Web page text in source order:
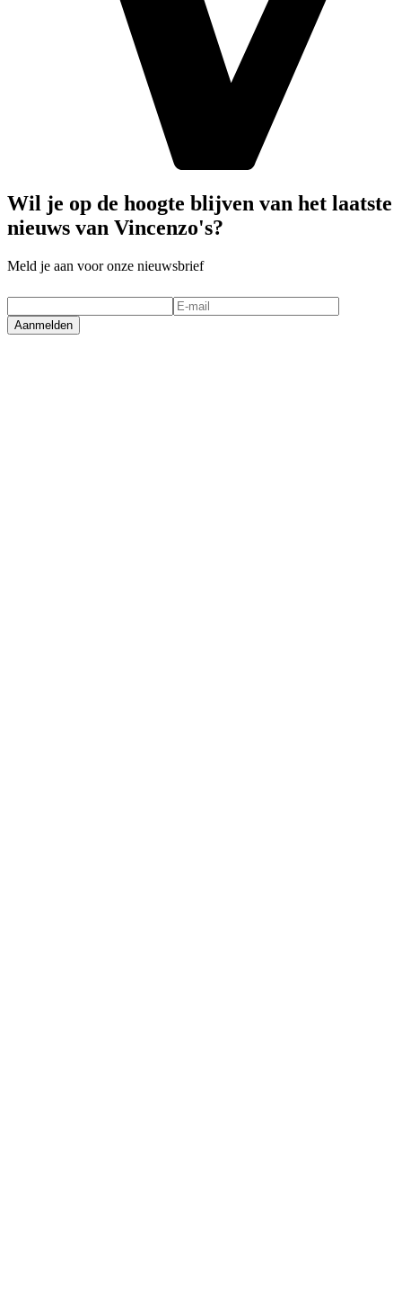
Wil je op de hoogte blijven van het laatste
nieuws van Vincenzo's?
Meld je aan voor onze nieuwsbrief
Aanmelden